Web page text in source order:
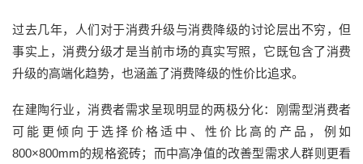
过去几年，人们对于消费升级与消费降级的讨论层出不穷，但
事实上，消费分级才是当前市场的真实写照，它既包含了消费
升级的高端化趋势，也涵盖了消费降级的性价比追求。
在建陶行业，消费者需求呈现明显的两极分化：刚需型消费者
可能更倾向于选择价格适中、性价比高的产品，例如
800×800mm的规格瓷砖；而中高净值的改善型需求人群则更看